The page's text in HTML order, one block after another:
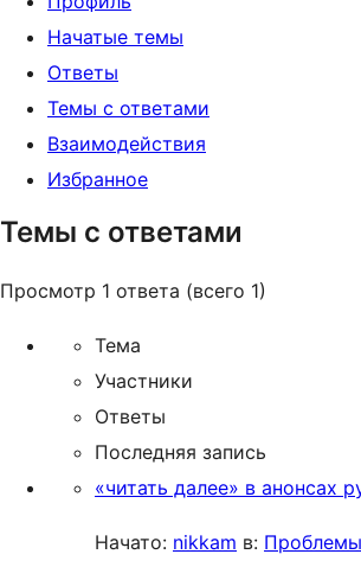
Начатые темы
Ответы
Темы с ответами
Взаимодействия
Избранное
Темы с ответами
Просмотр 1 ответа (всего 1)
Тема
Участники
Ответы
Последняя запись
«читать далее» в анонсах
Начато: nikkam в: